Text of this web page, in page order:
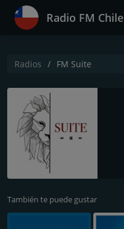
Radio FM Chile
Radios FM Suite
También te puede gustar